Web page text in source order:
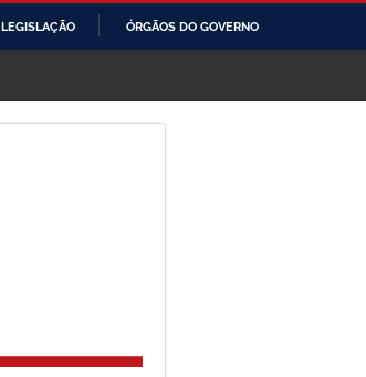
LEGISLAÇÃO ÓRGÃOS DO GOVERNO